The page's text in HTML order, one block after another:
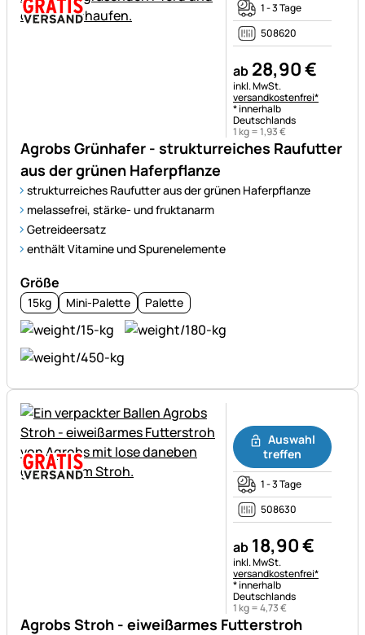
Agrobs Grünhafer - strukturreiches Raufutter
aus der grünen Haferpflanze
strukturreiches Raufutter aus der grünen Haferpflanze
melassefrei, stärke- und fruktanarm
Getreideersatz
enthält Vitamine und Spurenelemente
Größe
15kg Mini-Palette Palette
1 - 3 Tage
508620
ab 28,90€
Steuerhinweis:
inkl. MwSt.
versandkostenfrei*
* innerhalb
Deutschlands
1 kg =1,93€
Agrobs Stroh - eiweißarmes Futterstroh
Auswahl
treffen
1 - 3 Tage
508630
ab 18,90€
Steuerhinweis:
inkl. MwSt.
versandkostenfrei*
* innerhalb
Deutschlands
1 kg =4,73€